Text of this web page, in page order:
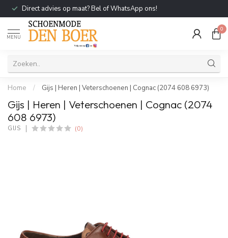
Direct advies op maat? Bel of WhatsApp ons!
MENU
0
Home / Gijs | Heren | Veterschoenen | Cognac (2074 608 6973)
Gijs | Heren | Veterschoenen | Cognac (2074
608 6973)
GIJS (0)